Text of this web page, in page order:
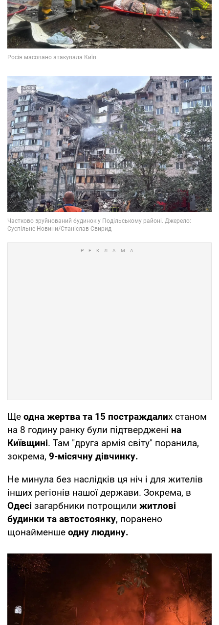
Ще одна жертва та 15 постраждалих станом
на 8 годину ранку були підтверджені на
Київщині. Там "друга армія світу" поранила,
зокрема, 9-місячну дівчинку.
Не минула без наслідків ця ніч і для жителів
інших регіонів нашої держави. Зокрема, в
Одесі загарбники потрощили житлові
будинки та автостоянку, поранено
щонайменше одну людину.